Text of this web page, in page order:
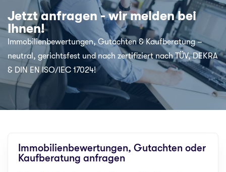
Jetzt anfragen - wir melden bei
Ihnen!
Immobilienbewertungen, Gutachten & Kaufberatung –
neutral, gerichtsfest und nach zertifiziert nach TÜV, DEKRA
& DIN EN ISO/IEC 17024!
Immobilienbewertungen, Gutachten oder
Kaufberatung anfragen